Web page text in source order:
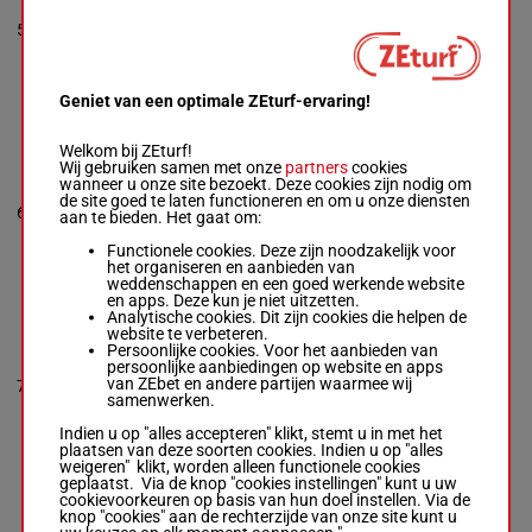
5
6
IF I DIN
HAVADIME
Ms Holly Watson
Tom Pike
Box: 1 -M/5 -
5p 5p 2p 9p 7p
3p 3p 8p 0p
M/555.5
kg
5p 5p 2p
9p 7p 3p
3p 8p 0p
1
7
GINGERBREAD
Ms Victoria
Ryan Hill
M/5 -
1p 9p 7p
M/554.5
kg
1p 9p 7p 9
DO DA DITTY NS
Ms Jade
Geniet van een optimale ZEturf-ervaring!
Welkom bij ZEturf!
Wij gebruiken samen met onze partnerscookies
wanneer u onze site bezoekt. Deze cookies zijn nodig om
de site goed te laten functioneren en om u onze diensten
aan te bieden. Het gaat om:
Functionele cookies. Deze zijn noodzakelijk voor
het organiseren en aanbieden van
weddenschappen en een goed werkende website
en apps. Deze kun je niet uitzetten.
Analytische cookies. Dit zijn cookies die helpen de
website te verbeteren.
Persoonlijke cookies. Voor het aanbieden van
persoonlijke aanbiedingen op website en apps
van ZEbet en andere partijen waarmee wij
samenwerken.
Indien u op "alles accepteren" klikt, stemt u in met het
plaatsen van deze soorten cookies. Indien u op "alles
weigeren" klikt, worden alleen functionele cookies
geplaatst. Via de knop "cookies instellingen" kunt u uw
cookievoorkeuren op basis van hun doel instellen. Via de
knop "cookies" aan de rechterzijde van onze site kunt u